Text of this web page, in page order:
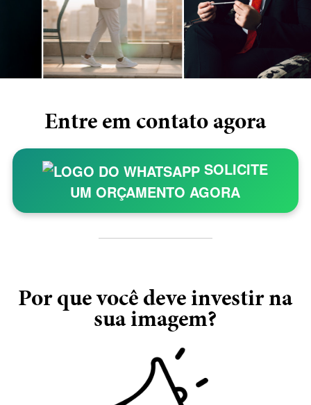
Entre em contato agora
SOLICITE
UM ORÇAMENTO AGORA
Por que você deve investir na
sua imagem?